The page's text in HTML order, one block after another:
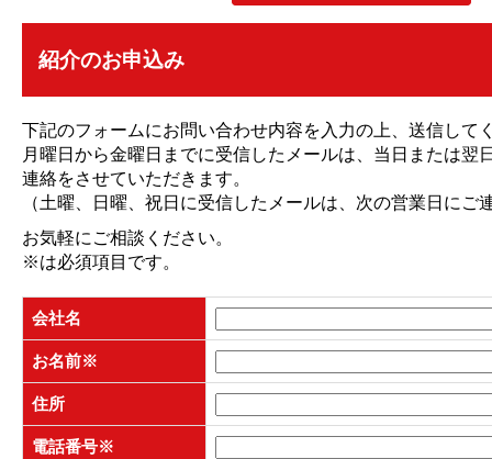
紹介のお申込み
下記のフォームにお問い合わせ内容を入力の上、送信して
月曜日から金曜日までに受信したメールは、当日または翌
連絡をさせていただきます。
（土曜、日曜、祝日に受信したメールは、次の営業日にご
お気軽にご相談ください。
※は必須項目です。
会社名
お名前※
住所
電話番号※